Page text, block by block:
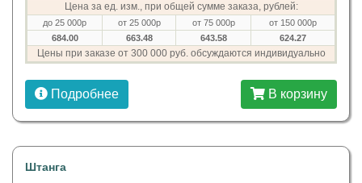
Цена за ед. изм., при общей сумме заказа, рублей:
до 25 000р от 25 000р от 75 000р
от 150 000р
684.00
663.48 643.58 624.27
Цены при заказе от 300 000 руб. обсуждаются индивидуально
Подробнее В корзину
Штанга